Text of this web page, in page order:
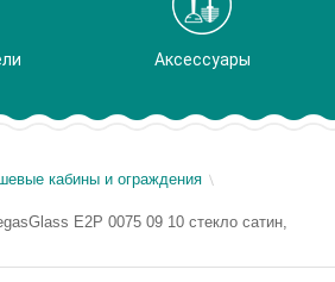
Аксессуары
кабины и ограждения
E2P 0075 09 10 стекло сатин,